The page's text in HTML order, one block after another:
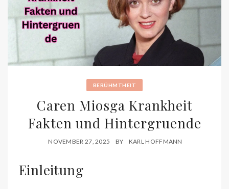
BERÜHMTHEIT
Caren Miosga Krankheit
Fakten und Hintergruende
NOVEMBER 27, 2025 BY KARL HOFFMANN
Einleitung